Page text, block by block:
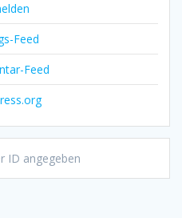
Feed
Feed
ID angegeben